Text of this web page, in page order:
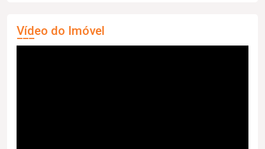
Vídeo do Imóvel